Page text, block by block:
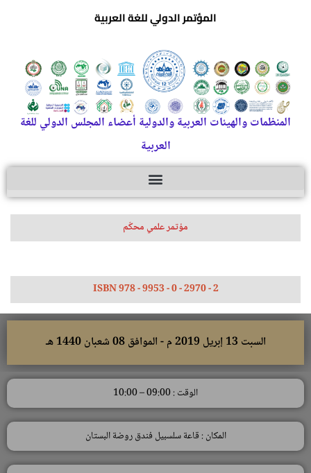
المؤتمر الدولي للغة العربية
المنظمات والهيئات العربية والدولية أعضاء المجلس الدولي للغة
العربية
مؤتمر علمي محكّم
ISBN 978 - 9953 - 0 - 2970 - 2
السبت 13 إبريل 2019 م - الموافق 08 شعبان 1440 هـ
الوقت : 09:00 – 10:00
المكان : قاعة سلسبيل فندق روضة البستان